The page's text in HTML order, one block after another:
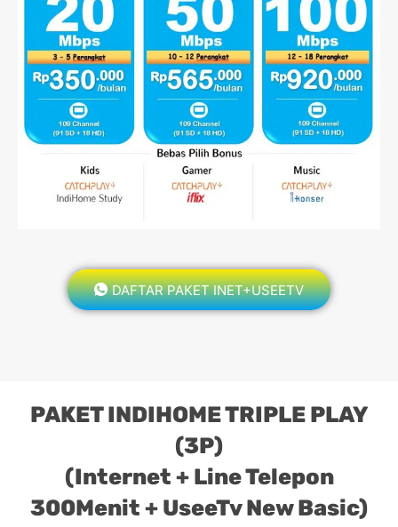
DAFTAR PAKET INET+USEETV
PAKET INDIHOME TRIPLE PLAY
(3P)
(Internet + Line Telepon
300Menit + UseeTv New Basic)